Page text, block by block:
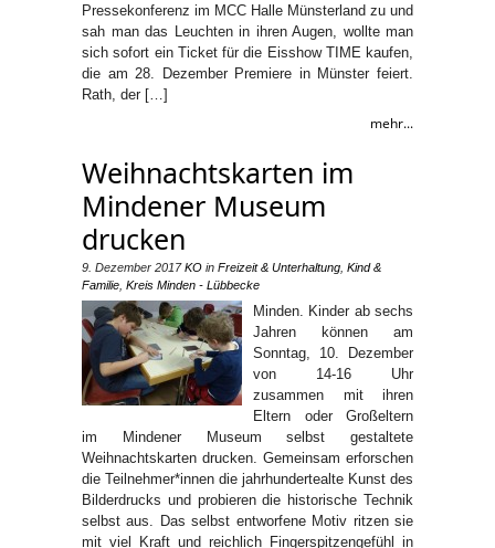
Pressekonferenz im MCC Halle Münsterland zu und
sah man das Leuchten in ihren Augen, wollte man
sich sofort ein Ticket für die Eisshow TIME kaufen,
die am 28. Dezember Premiere in Münster feiert.
Rath, der […]
mehr...
Weihnachtskarten im
Mindener Museum
drucken
9. Dezember 2017 KO in Freizeit & Unterhaltung Kind &
Familie Kreis Minden - Lübbecke
Minden. Kinder ab sechs
Jahren können am
Sonntag, 10. Dezember
von 14-16 Uhr
zusammen mit ihren
Eltern oder Großeltern
im Mindener Museum selbst gestaltete
Weihnachtskarten drucken. Gemeinsam erforschen
die Teilnehmer*innen die jahrhundertealte Kunst des
Bilderdrucks und probieren die historische Technik
selbst aus. Das selbst entworfene Motiv ritzen sie
mit viel Kraft und reichlich Fingerspitzengefühl in